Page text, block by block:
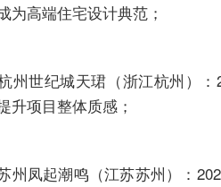
为高端住宅设计典范；
州世纪城天珺（浙江杭州）
升项目整体质感；
州凤起潮鸣（江苏苏州）：